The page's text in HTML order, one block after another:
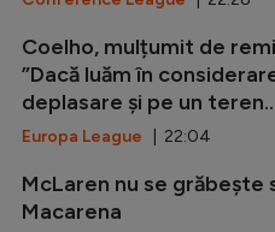
Coelho, mulțumit de
”Dacă luăm în
deplasare și pe un
Europa League | 22:04
McLaren nu se grăbește
Macarena